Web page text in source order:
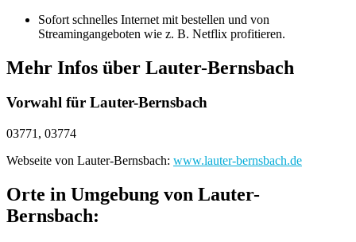
Sofort schnelles Internet mit bestellen und von
Streamingangeboten wie z. B. Netflix profitieren.
Mehr Infos über Lauter-Bernsbach
Vorwahl für Lauter-Bernsbach
03771, 03774
Webseite von Lauter-Bernsbach: www.lauter-bernsbach.de
Orte in Umgebung von Lauter-
Bernsbach: